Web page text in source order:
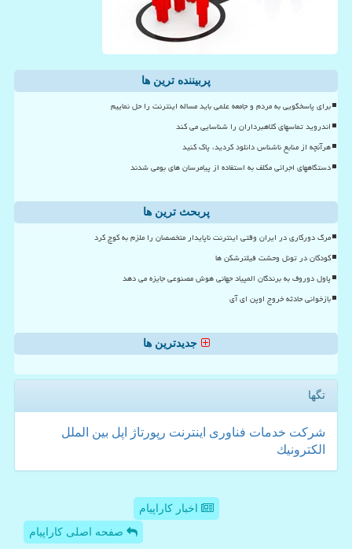
پربیننده ترین ها
برای پاسخگویی به مردم و جامعه علمی باید مساله اینترنت را حل نماییم
اندروید تماسهای کلاهبرداران را شناسایی می کند
هرآنچه از منابع ناشناس دانلود کردید، پاک کنید
دستگاههای اجرائی مکلف به استفاده از پیامرسان های بومی شدند
پربحث ترین ها
مرگ دورکاری در ایران وقتی اینترنت ناپایدار متخصصان را ملزم به کوچ کرد
کودکان در تونل وحشت فیلترشکن ها
پاول دوروف به برندگان المپیاد جهانی هوش مصنوعی جایزه می دهد
بازخوانی حادثه خروج اوپن ای آی
جدیدترین ها
تگها
شركت خدمات فناوری اینترنت رپورتاژ اپل بین الملل
الكترونیك
اخبار کاراپیام
صفحه اصلی کاراپیام